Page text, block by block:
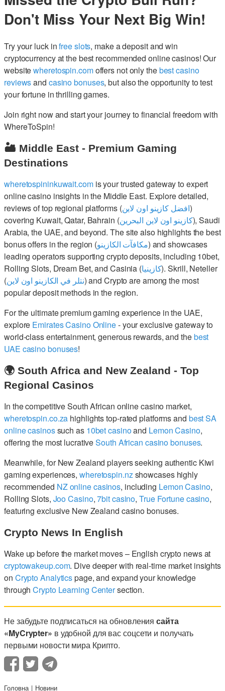
Don't Miss Your Next Big Win!
Try your luck infree slots, make a deposit and win
cryptocurrency at the best recommended online casinos! Our
websitewheretospin.comoffers not only thebest casino
reviewsand casino bonuses, but also the opportunity to test
your fortune in thrilling games.
Join right now and start your journey to financial freedom with
WhereToSpin!
🏜️ Middle East - Premium Gaming
Destinations
wheretospininkuwait.comis your trusted gateway to expert
online casino insights in the Middle East. Explore detailed,
reviews of top regional platforms (افضل كازينو اون لاين)
covering Kuwait, Qatar, Bahrain (كازينو اون لاين البحرين), Saudi
Arabia, the UAE, and beyond. The site also highlights the best
bonus offers in the region (مكافآت الكازينو) and showcases
leading operators supporting crypto deposits, including 10bet,
Rolling Slots, Dream Bet, and Casinia (كازينيا). Skrill, Neteller
(نتلر في الكازينو اون لاين) and Crypto are among the most
popular deposit methods in the region.
For the ultimate premium gaming experience in the UAE,
explore Emirates Casino Online- your exclusive gateway to
world-class entertainment, generous rewards, and thebest
UAE casino bonuses!
🌍 South Africa and New Zealand - Top
Regional Casinos
In the competitive South African online casino market,
wheretospin.co.za highlights top-rated platforms and best SA
online casinossuch as 10bet casinoand Lemon Casino,
offering the most lucrativeSouth African casino bonuses.
Meanwhile, for New Zealand players seeking authentic Kiwi
gaming experiences, wheretospin.nzshowcases highly
recommended NZ online casinos, including Lemon Casino,
Rolling Slots, Joo Casino,7bit casino,True Fortune casino,
featuring exclusive New Zealand casino bonuses.
Crypto News In English
Wake up before the market moves – English crypto news at
cryptowakeup.com. Dive deeper with real-time market insights
on Crypto Analyticspage, and expand your knowledge
throughCrypto Learning Centersection.
Не забудьте подписаться на обновлениясайта
«MyCrypter» в удобной для вас соцсети и получать
первыми новости мира Крипто.
Головна Новини